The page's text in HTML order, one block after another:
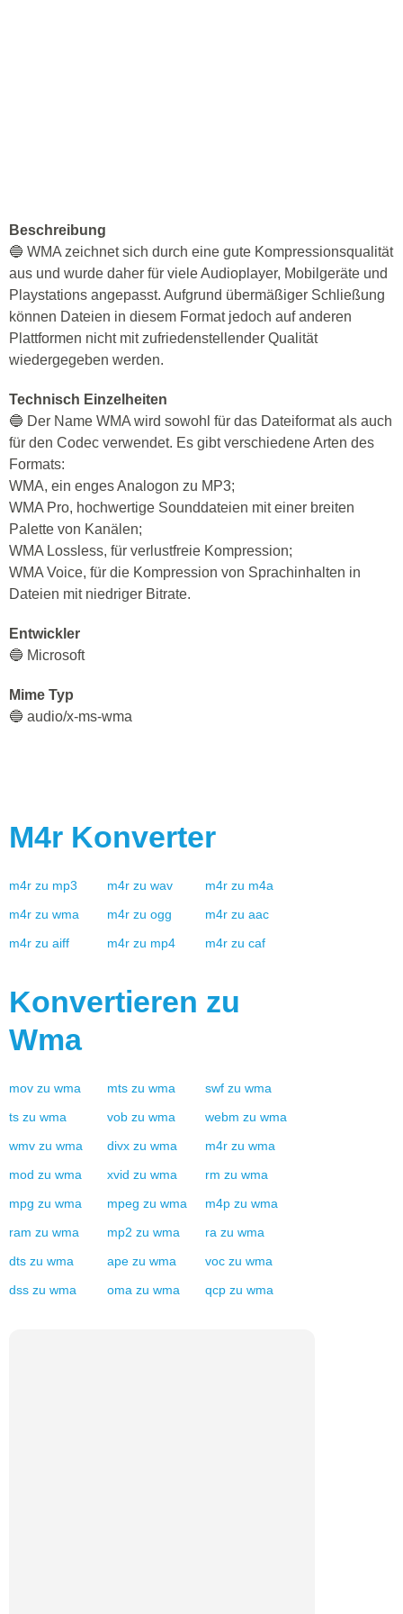
Beschreibung
🔵 WMA zeichnet sich durch eine gute Kompressionsqualität
aus und wurde daher für viele Audioplayer, Mobilgeräte und
Playstations angepasst. Aufgrund übermäßiger Schließung
können Dateien in diesem Format jedoch auf anderen
Plattformen nicht mit zufriedenstellender Qualität
wiedergegeben werden.
Technisch Einzelheiten
🔵 Der Name WMA wird sowohl für das Dateiformat als auch
für den Codec verwendet. Es gibt verschiedene Arten des
Formats:
WMA, ein enges Analogon zu MP3;
WMA Pro, hochwertige Sounddateien mit einer breiten
Palette von Kanälen;
WMA Lossless, für verlustfreie Kompression;
WMA Voice, für die Kompression von Sprachinhalten in
Dateien mit niedriger Bitrate.
Entwickler
🔵 Microsoft
Mime Typ
🔵 audio/x-ms-wma
M4r Konverter
m4r zu mp3 m4r zu wav m4r zu m4a
m4r zu wma m4r zu ogg m4r zu aac
m4r zu aiff m4r zu mp4 m4r zu caf
Konvertieren zu
Wma
mov zu wma mts zu wma swf zu wma
ts zu wma vob zu wma webm zu wma
wmv zu wma divx zu wma m4r zu wma
mod zu wma xvid zu wma rm zu wma
mpg zu wma mpeg zu wma m4p zu wma
ram zu wma mp2 zu wma ra zu wma
dts zu wma ape zu wma voc zu wma
dss zu wma oma zu wma qcp zu wma